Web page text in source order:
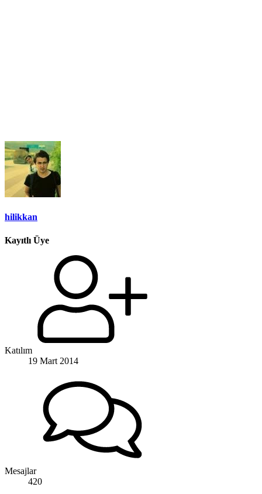
hilikkan
Kayıtlı Üye
Katılım
19 Mart 2014
Mesajlar
420